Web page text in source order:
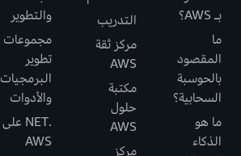
بـ AWS؟
ما
المقصود
بالحوسبة
السحابية؟
ما هو
الذكاء
التدريب
مركز ثقة
AWS
مكتبة
حلول
AWS
مركز
والتطوير
مجموعات
تطوير
البرمجيات
والأدوات
.NET على
AWS